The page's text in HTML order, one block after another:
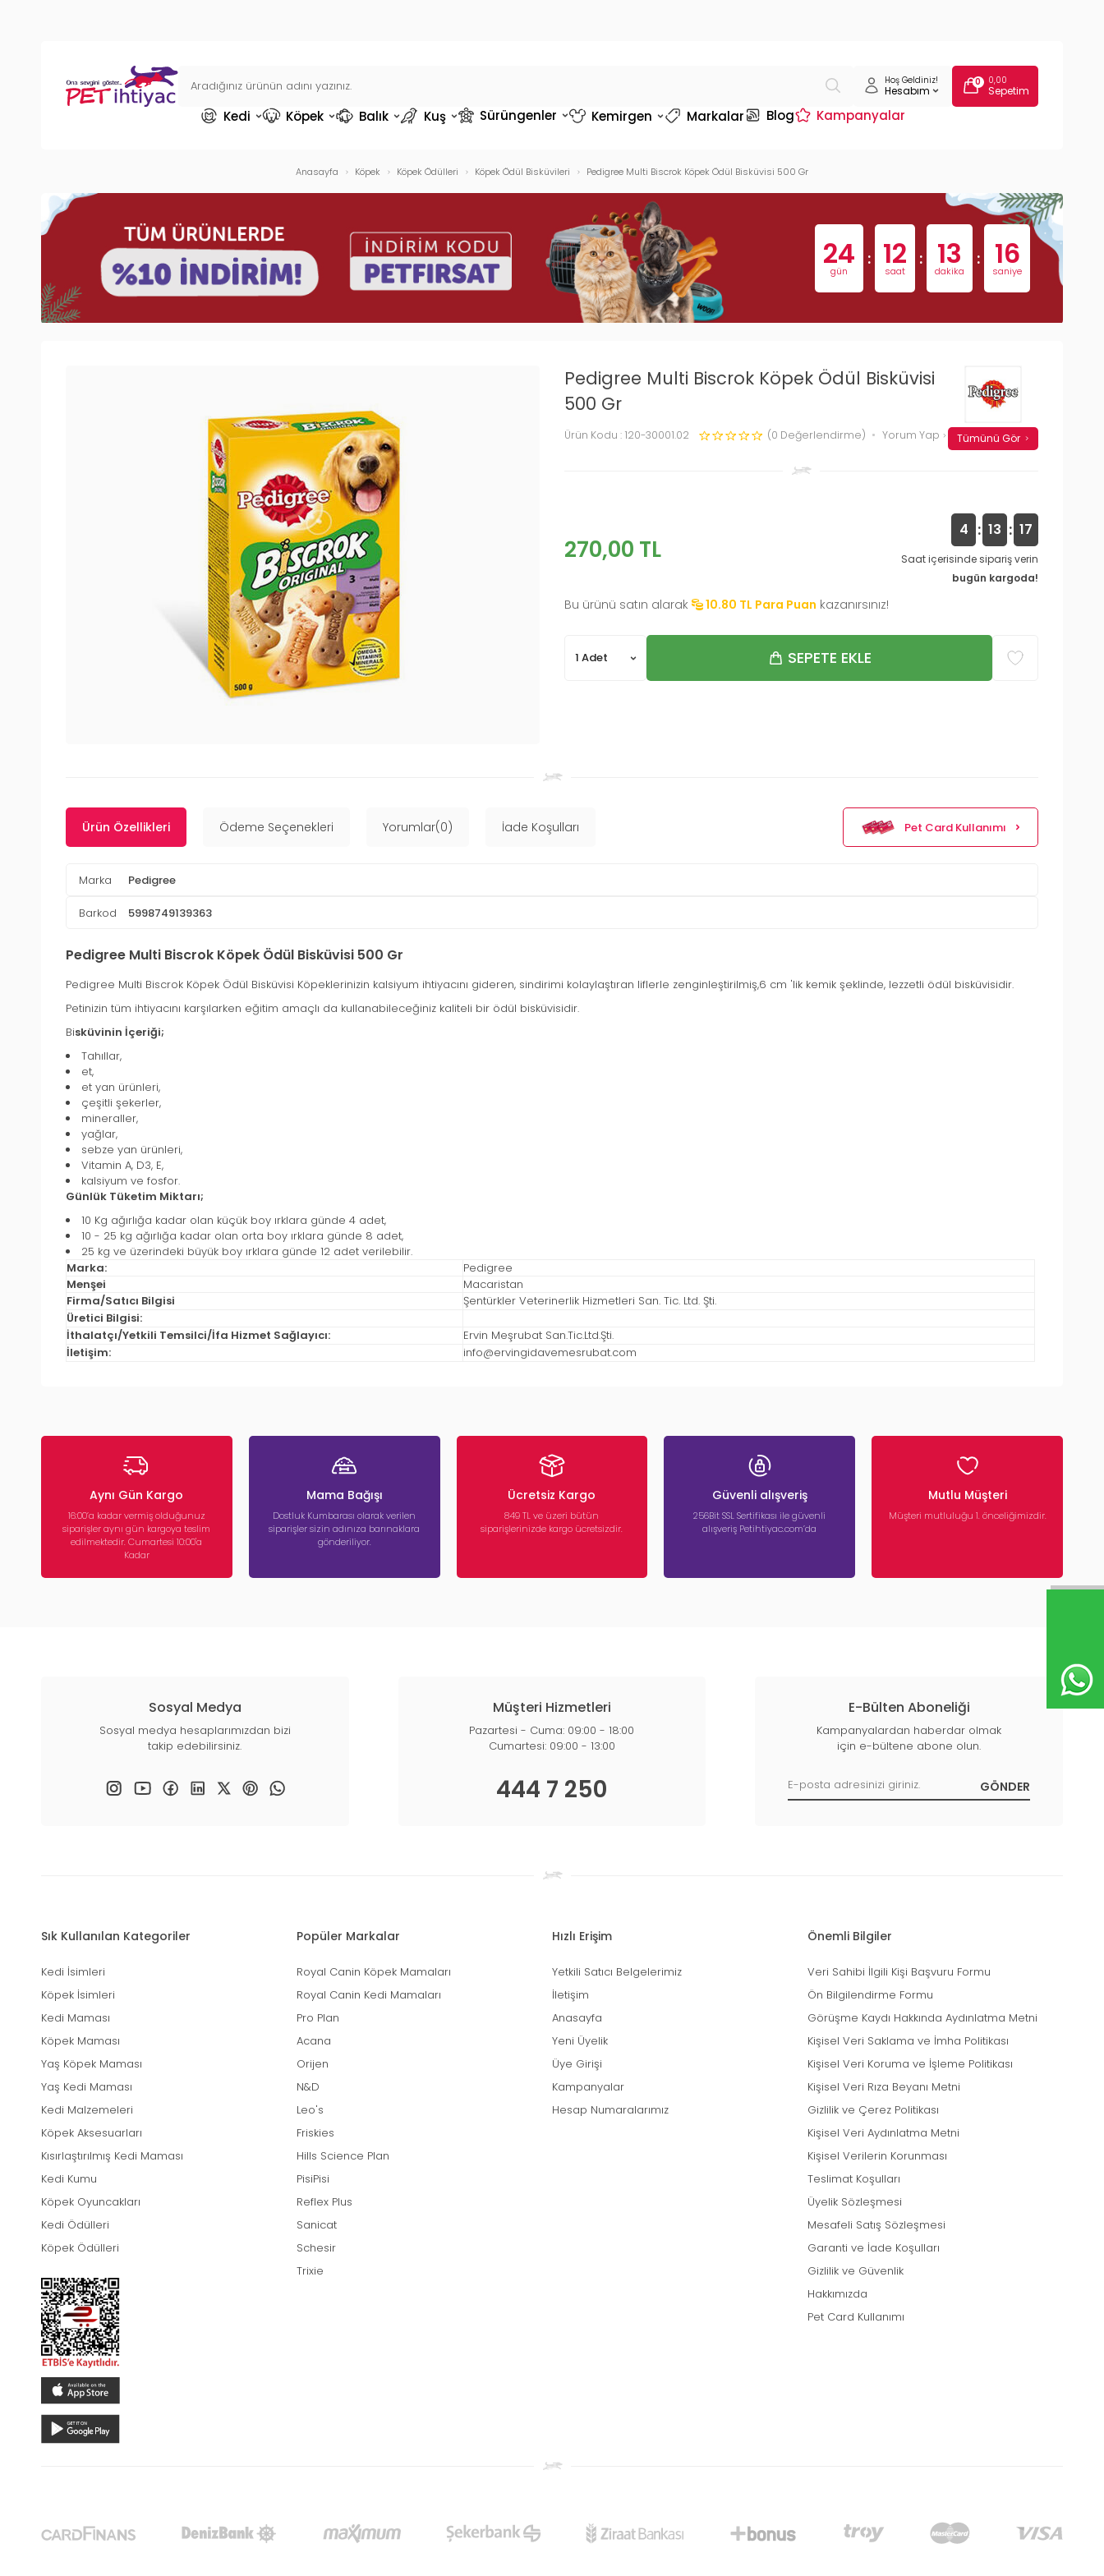
Hoş Geldiniz!
Hesabım
0 0,00
Sepetim
Kedi Köpek Balık Kuş Sürüngenler Kemirgen Markalar Blog Kampanyalar
Anasayfa Köpek Köpek Ödülleri Köpek Ödül Bisküvileri Pedigree Multi Biscrok Köpek Ödül Bisküvisi 500 Gr
24
gün
: 12
saat
: 13
dakika
: 15
saniye
Pedigree Multi Biscrok Köpek Ödül Bisküvisi
500 Gr
Ürün Kodu : 120-30001.02 (0 Değerlendirme) Yorum Yap Tümünü Gör
270,00 TL
4 : 13 : 16
Saat içerisinde sipariş verin
bugün kargoda!
Bu ürünü satın alarak 10.80 TL Para Puan kazanırsınız!
SEPETE EKLE
Ürün Özellikleri Ödeme Seçenekleri Yorumlar(0) İade Koşulları Pet Card Kullanımı
Marka Pedigree
Barkod 5998749139363
Pedigree Multi Biscrok Köpek Ödül Bisküvisi 500 Gr
Pedigree Multi Biscrok Köpek Ödül Bisküvisi Köpeklerinizin kalsiyum ihtiyacını gideren, sindirimi kolaylaştıran liflerle zenginleştirilmiş,6 cm 'lik kemik şeklinde, lezzetli ödül bisküvisidir.
Petinizin tüm ihtiyacını karşılarken eğitim amaçlı da kullanabileceğiniz kaliteli bir ödül bisküvisidir.
Bisküvinin İçeriği;
Tahıllar,
et,
et yan ürünleri,
çeşitli şekerler,
mineraller,
yağlar,
sebze yan ürünleri,
Vitamin A, D3, E,
kalsiyum ve fosfor.
Günlük Tüketim Miktarı;
10 Kg ağırlığa kadar olan küçük boy ırklara günde 4 adet,
10 - 25 kg ağırlığa kadar olan orta boy ırklara günde 8 adet,
25 kg ve üzerindeki büyük boy ırklara günde 12 adet verilebilir.
Marka:
Pedigree
Menşei
Macaristan
Firma/Satıcı Bilgisi
Şentürkler Veterinerlik Hizmetleri San. Tic. Ltd. Şti.
Üretici Bilgisi:
İthalatçı/Yetkili Temsilci/İfa Hizmet Sağlayıcı:
Ervin Meşrubat San.Tic.Ltd.Şti.
İletişim:
info@ervingidavemesrubat.com
Aynı Gün Kargo
16:00’a kadar vermiş olduğunuz
siparişler aynı gün kargoya teslim
edilmektedir. Cumartesi 10:00'a
Kadar
Mama Bağışı
Dostluk Kumbarası olarak verilen
siparişler sizin adınıza barınaklara
gönderiliyor.
Ücretsiz Kargo
849 TL ve üzeri bütün
siparişlerinizde kargo ücretsizdir.
Güvenli alışveriş
256Bit SSL Sertifikası ile güvenli
alışveriş Petihtiyac.com’da
Mutlu Müşteri
Müşteri mutluluğu 1. önceliğimizdir.
Sosyal Medya
Sosyal medya hesaplarımızdan bizi
takip edebilirsiniz.
Müşteri Hizmetleri
Pazartesi - Cuma: 09:00 - 18:00
Cumartesi: 09:00 - 13:00
444 7 250
E-Bülten Aboneliği
Kampanyalardan haberdar olmak
için e-bültene abone olun.
Sık Kullanılan Kategoriler
Kedi İsimleri
Köpek İsimleri
Kedi Maması
Köpek Maması
Yaş Köpek Maması
Yaş Kedi Maması
Kedi Malzemeleri
Köpek Aksesuarları
Kısırlaştırılmış Kedi Maması
Kedi Kumu
Köpek Oyuncakları
Kedi Ödülleri
Köpek Ödülleri
Popüler Markalar
Royal Canin Köpek Mamaları
Royal Canin Kedi Mamaları
Pro Plan
Acana
Orijen
N&D
Leo's
Friskies
Hills Science Plan
PisiPisi
Reflex Plus
Sanicat
Schesir
Trixie
Hızlı Erişim
Yetkili Satıcı Belgelerimiz
İletişim
Anasayfa
Yeni Üyelik
Üye Girişi
Kampanyalar
Hesap Numaralarımız
Önemli Bilgiler
Veri Sahibi İlgili Kişi Başvuru Formu
Ön Bilgilendirme Formu
Görüşme Kaydı Hakkında Aydınlatma Metni
Kişisel Veri Saklama ve İmha Politikası
Kişisel Veri Koruma ve İşleme Politikası
Kişisel Veri Rıza Beyanı Metni
Gizlilik ve Çerez Politikası
Kişisel Veri Aydınlatma Metni
Kişisel Verilerin Korunması
Teslimat Koşulları
Üyelik Sözleşmesi
Mesafeli Satış Sözleşmesi
Garanti ve İade Koşulları
Gizlilik ve Güvenlik
Hakkımızda
Pet Card Kullanımı